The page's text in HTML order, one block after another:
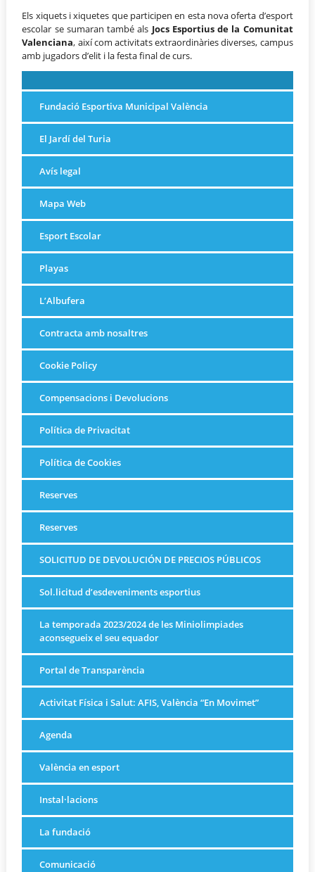
Els xiquets i xiquetes que participen en esta nova oferta d’esport
escolar se sumaran també als Jocs Esportius de la Comunitat
Valenciana, així com activitats extraordinàries diverses, campus
amb jugadors d’elit i la festa final de curs.
Fundació Esportiva Municipal València
El Jardí del Turia
Avís legal
Mapa Web
Esport Escolar
Playas
L’Albufera
Contracta amb nosaltres
Cookie Policy
Compensacions i Devolucions
Política de Privacitat
Política de Cookies
Reserves
Reserves
SOLICITUD DE DEVOLUCIÓN DE PRECIOS PÚBLICOS
Sol.licitud d’esdeveniments esportius
La temporada 2023/2024 de les Miniolimpiades
aconsegueix el seu equador
Portal de Transparència
Activitat Física i Salut: AFIS, València “En Movimet”
Agenda
València en esport
Instal·lacions
La fundació
Comunicació